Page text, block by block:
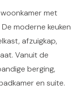
met
moderne keuken
afzuigkap,
Vanuit de
berging,
en suite.